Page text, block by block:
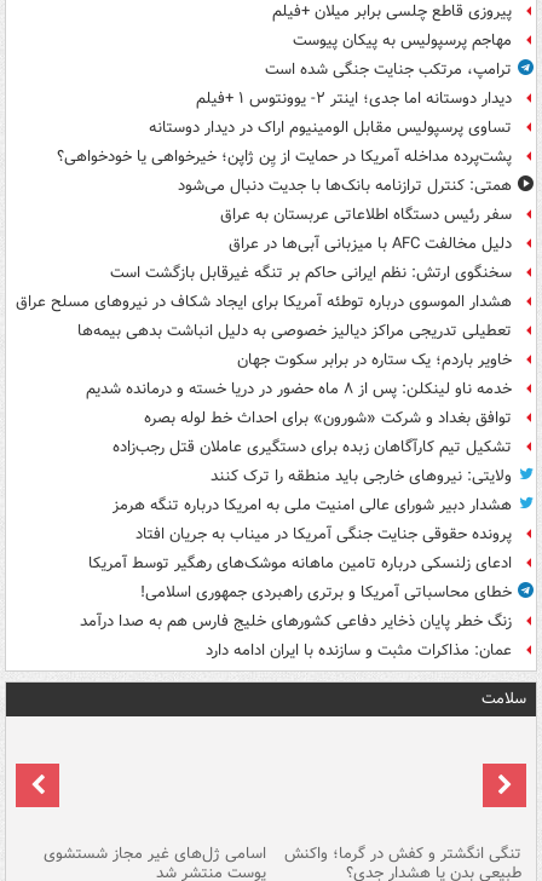
پیروزی قاطع چلسی برابر میلان +فیلم
مهاجم پرسپولیس به پیکان پیوست
ترامپ، مرتکب جنایت جنگی شده است
دیدار دوستانه اما جدی؛ اینتر ۲- یوونتوس ۱ +فیلم
تساوی پرسپولیس مقابل الومینیوم اراک در دیدار دوستانه
پشت‌پرده مداخله آمریکا در حمایت از یِن ژاپن؛ خیرخواهی یا خودخواهی؟
همتی: کنترل ترازنامه بانک‌ها با جدیت دنبال می‌شود
سفر رئیس دستگاه اطلاعاتی عربستان به عراق
دلیل مخالفت AFC با میزبانی آبی‌ها در عراق
سخنگوی ارتش: نظم ایرانی حاکم بر تنگه غیرقابل بازگشت است
هشدار الموسوی درباره توطئه آمریکا برای ایجاد شکاف در نیروهای مسلح عراق
تعطیلی تدریجی مراکز دیالیز خصوصی به دلیل انباشت بدهی بیمه‌ها
خاویر باردم؛ یک ستاره در برابر سکوت جهان
خدمه ناو لینکلن: پس از ۸ ماه حضور در دریا خسته و درمانده‌ شدیم
توافق بغداد و شرکت «شورون» برای احداث خط لوله بصره
تشکیل تیم کارآگاهان زبده برای دستگیری عاملان قتل رجب‌زاده
ولایتی: نیروهای خارجی باید منطقه را ترک کنند
هشدار دبیر شورای عالی امنیت ملی به امریکا درباره تنگه هرمز
پرونده حقوقی جنایت جنگی آمریکا در میناب به جریان افتاد
ادعای زلنسکی درباره تامین ماهانه موشک‌های رهگیر توسط آمریکا
خطای محاسباتی آمریکا و برتری راهبردی جمهوری اسلامی!
زنگ خطر پایان ذخایر دفاعی کشورهای خلیج فارس هم به صدا درآمد
عمان: مذاکرات مثبت و سازنده با ایران ادامه دارد
سلامت
تنگی انگشتر و کفش در گرما؛ واکنش
طبیعی بدن یا هشدار جدی؟
اسامی ژل‌های غیر مجاز شستشوی
پوست منتشر شد